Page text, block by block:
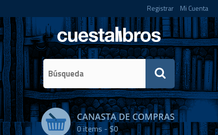
Registrar Mi Cuenta
CANASTA DE COMPRAS
0items -$0